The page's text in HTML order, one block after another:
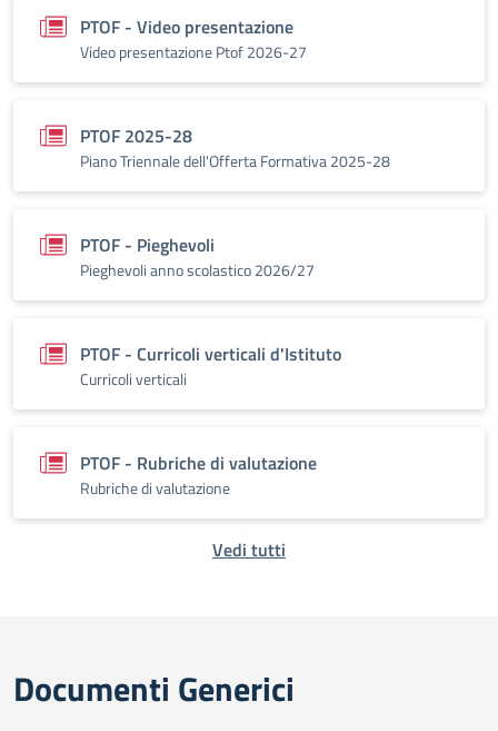
PTOF - Video presentazione
Video presentazione Ptof 2026-27
PTOF 2025-28
Piano Triennale dell'Offerta Formativa 2025-28
PTOF - Pieghevoli
Pieghevoli anno scolastico 2026/27
PTOF - Curricoli verticali d'Istituto
Curricoli verticali
PTOF - Rubriche di valutazione
Rubriche di valutazione
Vedi tutti
Documenti Generici